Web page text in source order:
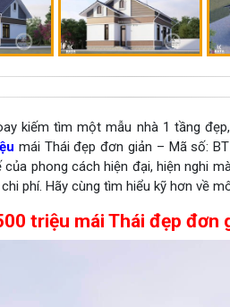
kiếm tìm một mẫu nhà 1 tầng
mái Thái đẹp đơn giản – Mã số:
phong cách hiện đại, hiện nghi
phí. Hãy cùng tìm hiểu kỹ hơn về
triệu mái Thái đẹp đơn